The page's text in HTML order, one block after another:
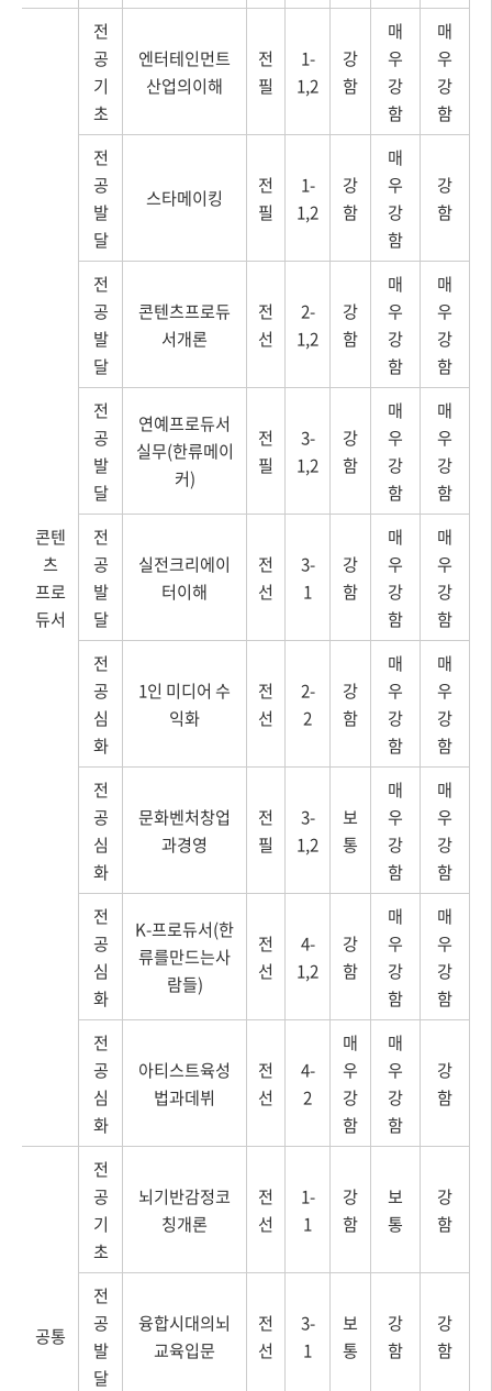
콘텐
츠
프로
듀서
전
공
기
초
엔터테인먼트
산업의이해
전
필
1-
1,2
강
함
매
우
강
함
매
우
강
함
전
공
발
달
스타메이킹
전
필
1-
1,2
강
함
매
우
강
함
강
함
전
공
발
달
콘텐츠프로듀
서개론
전
선
2-
1,2
강
함
매
우
강
함
매
우
강
함
전
공
발
달
연예프로듀서
실무(한류메이
커)
전
필
3-
1,2
강
함
매
우
강
함
매
우
강
함
전
공
발
달
실전크리에이
터이해
전
선
3-
1
강
함
매
우
강
함
매
우
강
함
전
공
심
화
1인 미디어 수
익화
전
선
2-
2
강
함
매
우
강
함
매
우
강
함
전
공
심
화
문화벤처창업
과경영
전
필
3-
1,2
보
통
매
우
강
함
매
우
강
함
전
공
심
화
K-프로듀서(한
류를만드는사
람들)
전
선
4-
1,2
강
함
매
우
강
함
매
우
강
함
전
공
심
화
아티스트육성
법과데뷔
전
선
4-
2
매
우
강
함
매
우
강
함
강
함
공통
전
공
기
초
뇌기반감정코
칭개론
전
선
1-
1
강
함
보
통
강
함
전
공
발
달
융합시대의뇌
교육입문
전
선
3-
1
보
통
강
함
강
함